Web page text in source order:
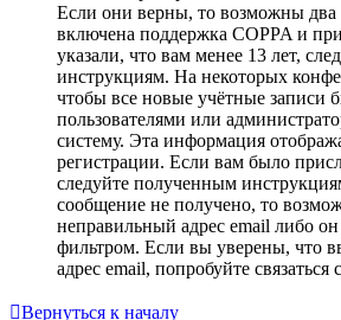
Если они верны, то возможны два
включена поддержка COPPA и
указали, что вам менее 13 лет,
инструкциям. На некоторых
чтобы все новые учётные записи
пользователями или
систему. Эта информация
регистрации. Если вам было
следуйте полученным
сообщение не получено, то
неправильный адрес email либо
фильтром. Если вы уверены, что
адрес email, попробуйте
Вернуться к началу